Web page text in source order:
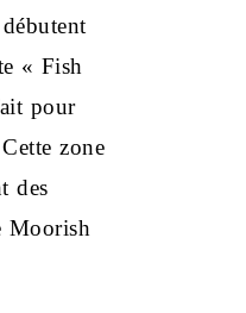
« Fish
pour
zone
des
Moorish